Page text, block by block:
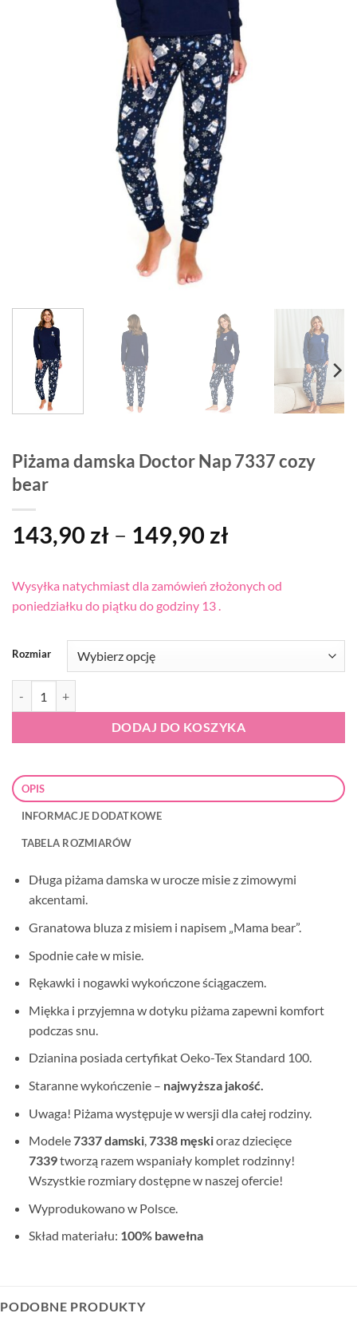
Piżama damska Doctor Nap 7337 cozy
bear
143,90 zł – 149,90 zł
od
143,90 zł
149,90 zł
Wysyłka natychmiast dla zamówień złożonych od
poniedziałku do piątku do godziny 13 .
Rozmiar
DODAJ DO KOSZYKA
OPIS
INFORMACJE DODATKOWE
TABELA ROZMIARÓW
Długa piżama damska w urocze misie z zimowymi
akcentami.
Granatowa bluza z misiem i napisem „Mama bear”.
Spodnie całe w misie.
Rękawki i nogawki wykończone ściągaczem.
Miękka i przyjemna w dotyku piżama zapewni komfort
podczas snu.
Dzianina posiada certyfikat Oeko-Tex Standard 100.
Staranne wykończenie – najwyższa jakość.
Uwaga! Piżama występuje w wersji dla całej rodziny.
Modele7337 damski,7338 męskioraz dziecięce
7339tworzą razem wspaniały komplet rodzinny!
Wszystkie rozmiary dostępne w naszej ofercie!
Wyprodukowano w Polsce.
Skład materiału: 100% bawełna
PODOBNE PRODUKTY